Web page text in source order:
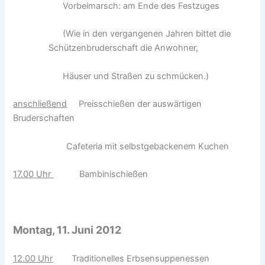
Vorbeimarsch: am Ende des Festzuges
(Wie in den vergangenen Jahren bittet die
Schützenbruderschaft die Anwohner,
Häuser und Straßen zu schmücken.)
anschließend Preisschießen der auswärtigen
Bruderschaften
Cafeteria mit selbstgebackenem Kuchen
17.00 Uhr Bambinischießen
Montag, 11. Juni 2012
12.00 Uhr Traditionelles Erbsensuppenessen